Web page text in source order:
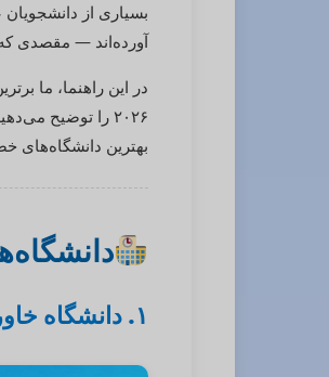
بسیاری از
آورده‌اند — مقصدی که
در این راهنما، ما
۲۰۲۶ را توضیح
بهترین دانشگاه‌های
۱. دانشگاه خاور نزدیک (NEU)